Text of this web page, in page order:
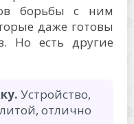
борьбы с ним
даже готовы
Но есть другие
Устройство,
отлично